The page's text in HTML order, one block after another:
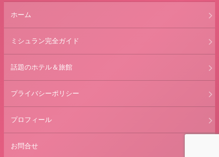
ホーム
ミシュラン完全ガイド
話題のホテル＆旅館
プライバシーポリシー
プロフィール
お問合せ